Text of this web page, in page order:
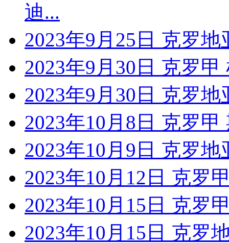
迪...
2023年9月25日 克罗
2023年9月30日 克罗
2023年9月30日 克罗
2023年10月8日 克罗
2023年10月9日 克罗
2023年10月12日 克罗
2023年10月15日 克罗
2023年10月15日 克罗